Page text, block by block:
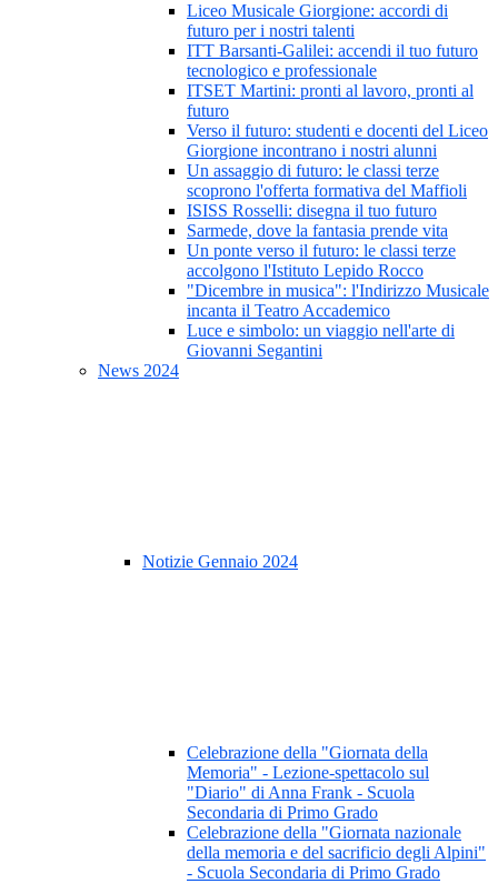
Liceo Musicale Giorgione: accordi di
futuro per i nostri talenti
ITT Barsanti-Galilei: accendi il tuo futuro
tecnologico e professionale
ITSET Martini: pronti al lavoro, pronti al
futuro
Verso il futuro: studenti e docenti del Liceo
Giorgione incontrano i nostri alunni
Un assaggio di futuro: le classi terze
scoprono l'offerta formativa del Maffioli
ISISS Rosselli: disegna il tuo futuro
Sarmede, dove la fantasia prende vita
Un ponte verso il futuro: le classi terze
accolgono l'Istituto Lepido Rocco
"Dicembre in musica": l'Indirizzo Musicale
incanta il Teatro Accademico
Luce e simbolo: un viaggio nell'arte di
Giovanni Segantini
News 2024
Notizie Gennaio 2024
Celebrazione della "Giornata della
Memoria" - Lezione-spettacolo sul
"Diario" di Anna Frank - Scuola
Secondaria di Primo Grado
Celebrazione della "Giornata nazionale
della memoria e del sacrificio degli Alpini"
- Scuola Secondaria di Primo Grado